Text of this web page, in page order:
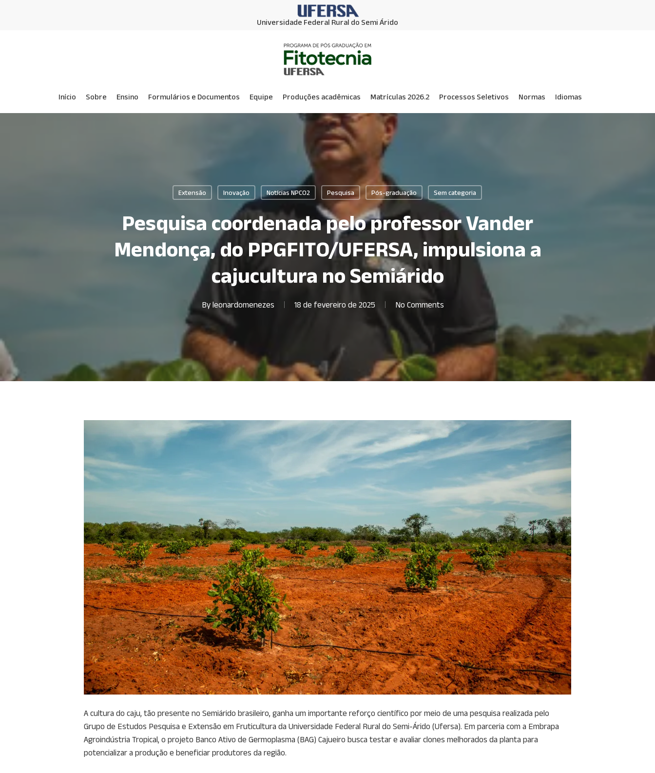
Universidade Federal Rural do Semi Árido
Início Sobre Ensino Formulários e Documentos Equipe Produções acadêmicas Matrículas 2026.2 Processos Seletivos Normas Idiomas
Extensão Inovação Notícias NPCO2 Pesquisa Pós-graduação Sem categoria
Pesquisa coordenada pelo professor Vander
Mendonça, do PPGFITO/UFERSA, impulsiona a
cajucultura no Semiárido
By leonardomenezes 18 de fevereiro de 2025 No Comments
A cultura do caju, tão presente no Semiárido brasileiro, ganha um importante reforço científico por meio de uma pesquisa realizada pelo
Grupo de Estudos Pesquisa e Extensão em Fruticultura da Universidade Federal Rural do Semi-Árido (Ufersa). Em parceria com a Embrapa
Agroindústria Tropical, o projeto Banco Ativo de Germoplasma (BAG) Cajueiro busca testar e avaliar clones melhorados da planta para
potencializar a produção e beneficiar produtores da região.